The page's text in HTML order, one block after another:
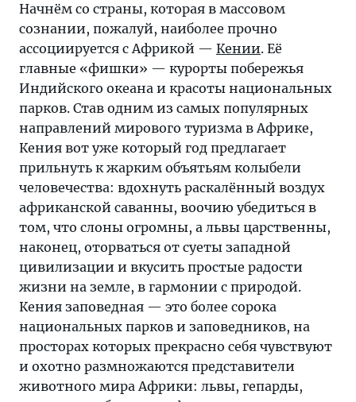
Начнём со страны, которая в массовом
сознании, пожалуй, наиболее прочно
ассоциируется с Африкой — Кении. Её
главные «фишки» — курорты побережья
Индийского океана и красоты национальных
парков. Став одним из самых популярных
направлений мирового туризма в Африке,
Кения вот уже который год предлагает
прильнуть к жарким объятьям колыбели
человечества: вдохнуть раскалённый воздух
африканской саванны, воочию убедиться в
том, что слоны огромны, а львы царственны,
наконец, оторваться от суеты западной
цивилизации и вкусить простые радости
жизни на земле, в гармонии с природой.
Кения заповедная — это более сорока
национальных парков и заповедников, на
просторах которых прекрасно себя чувствуют
и охотно размножаются представители
животного мира Африки: львы, гепарды,